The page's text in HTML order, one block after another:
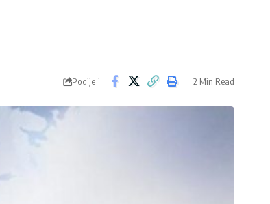
Podijeli 2 Min Read